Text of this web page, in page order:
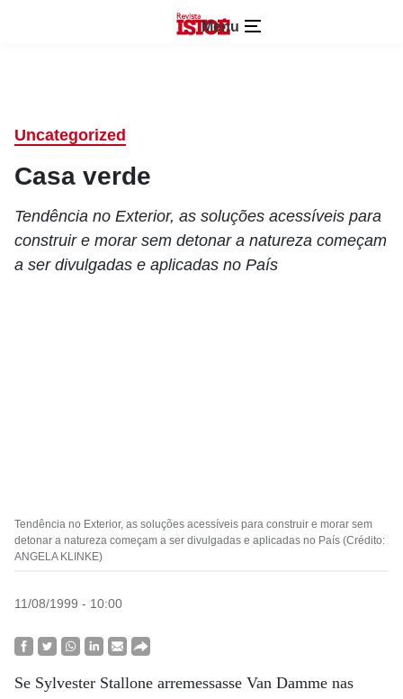
Menu
Uncategorized
Casa verde
Tendência no Exterior, as soluções acessíveis para
construir e morar sem detonar a natureza começam
a ser divulgadas e aplicadas no País
Tendência no Exterior, as soluções acessíveis para construir e morar sem
detonar a natureza começam a ser divulgadas e aplicadas no País (Crédito:
ANGELA KLINKE)
11/08/1999 - 10:00
Se Sylvester Stallone arremessasse Van Damme nas